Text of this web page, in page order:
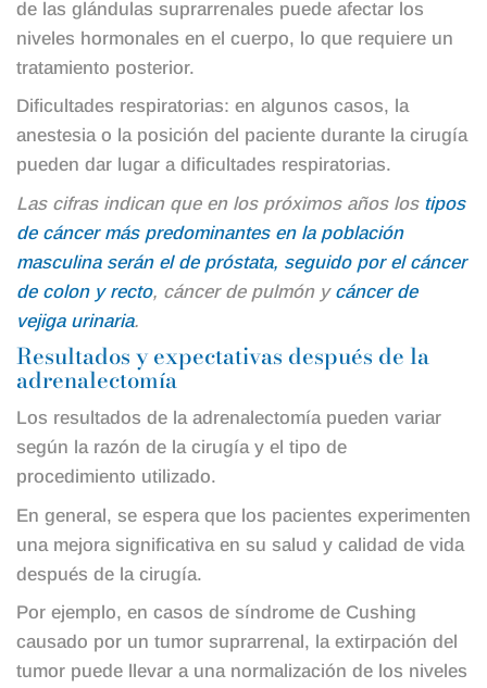
de las glándulas suprarrenales puede afectar los
niveles hormonales en el cuerpo, lo que requiere un
tratamiento posterior.
Dificultades respiratorias: en algunos casos, la
anestesia o la posición del paciente durante la cirugía
pueden dar lugar a dificultades respiratorias.
Las cifras indican que en los próximos años los tipos
de cáncer más predominantes en la población
masculina serán el de próstata, seguido por el cáncer
de colon y recto, cáncer de pulmón y cáncer de
vejiga urinaria.
Resultados y expectativas después de la
adrenalectomía
Los resultados de la adrenalectomía pueden variar
según la razón de la cirugía y el tipo de
procedimiento utilizado.
En general, se espera que los pacientes experimenten
una mejora significativa en su salud y calidad de vida
después de la cirugía.
Por ejemplo, en casos de síndrome de Cushing
causado por un tumor suprarrenal, la extirpación del
tumor puede llevar a una normalización de los niveles